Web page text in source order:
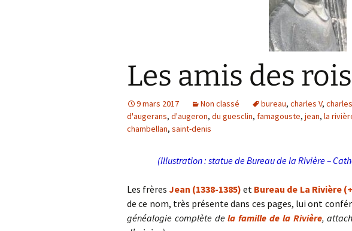
Les amis des rois
9 mars 2017 Non classé bureau, charles V,
d'augerans, d'augeron, du guesclin, famagouste, jean, la
chambellan, saint-denis
(Illustration : statue de Bureau de la Rivière –
Les frèresJean (1338-1385) et Bureau de La Rivière
de ce nom, très présente dans ces pages, lui ont
généalogie complète dela famille de la Rivière,